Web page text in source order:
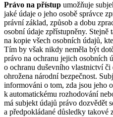
Právo na přístup umožňuje
jaké údaje o jeho osobě správce
právní základ, způsob a dobu
osobní údaje zpřístupněny.
na kopie všech osobních údajů,
Tím by však nikdy neměla být
právo na ochranu jejich osobních
o ochranu duševního vlastnictví
ohrožena národní bezpečnost.
informováni o tom, zda jsou jeho
k automatickému rozhodování
má subjekt údajů právo dozvědět
a předpokládané důsledky takové